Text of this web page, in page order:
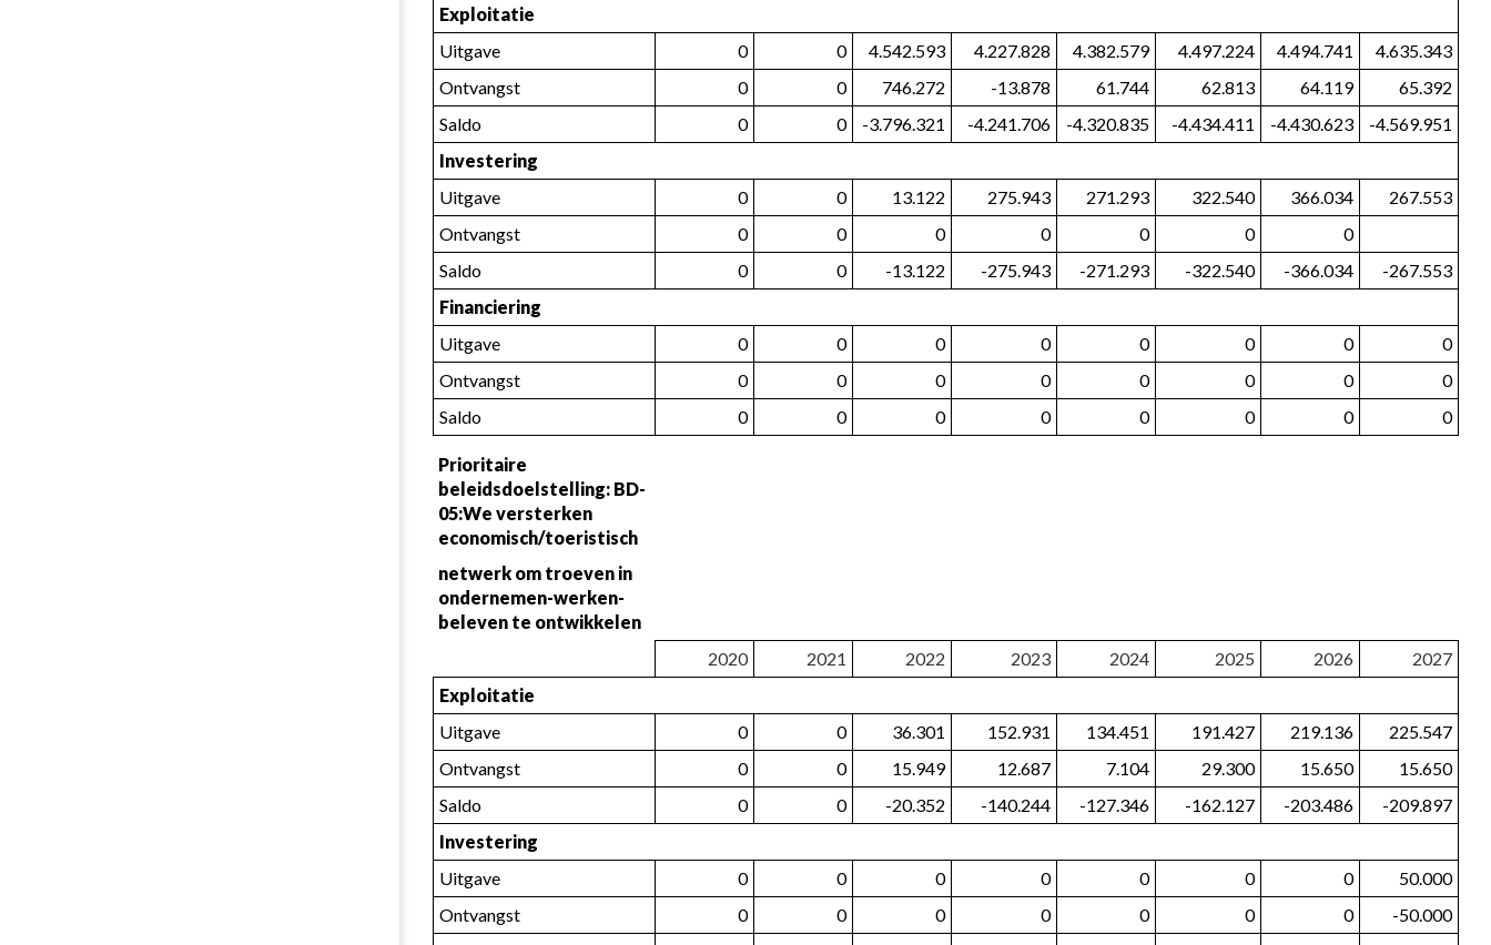
Exploitatie
Uitgave
0 0 4.542.593 4.227.828 4.382.579 4.497.224 4.494.741
4.635.343
Ontvangst
0 0 746.272 -13.878 61.744 62.813 64.119
65.392
Saldo
0 0 -3.796.321 -4.241.706 -4.320.835 -4.434.411 -4.430.623
-4.569.951
Investering
Uitgave
0 0 13.122 275.943 271.293 322.540 366.034
267.553
Ontvangst
0 0 0 0 0 0
0
Saldo
0 0 -13.122 -275.943 -271.293 -322.540 -366.034
-267.553
Financiering
Uitgave
0 0 0 0 0 0 0
0
Ontvangst
0 0 0 0 0 0 0
0
Saldo
0 0 0 0 0 0 0 0
Prioritaire
beleidsdoelstelling: BD-
05:We versterken
economisch/toeristisch
netwerk om troeven in
ondernemen-werken-
beleven te ontwikkelen
2020
2021 2022 2023 2024 2025 2026
2027
Exploitatie
Uitgave
0 0 36.301 152.931 134.451 191.427 219.136
225.547
Ontvangst
0 0 15.949 12.687 7.104 29.300 15.650
15.650
Saldo
0 0 -20.352 -140.244 -127.346 -162.127 -203.486
-209.897
Investering
Uitgave
0 0 0 0 0 0 0
50.000
Ontvangst
0 0 0 0 0 0 0
-50.000